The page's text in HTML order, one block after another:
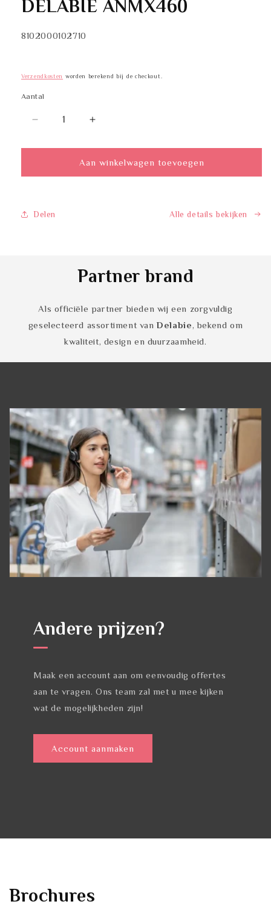
DELABIE ANMX460
SKU:
8102000102710
Verzendkosten worden berekend bij de checkout.
Aantal
Aantal
Aantal
voor
DELABIE
ANMX460
Aantal
voor
DELABIE
ANMX460
Aan winkelwagen toevoegen
Delen Alle details bekijken
Partner brand
Als officiële partner bieden wij een zorgvuldig
geselecteerd assortiment vanDelabie, bekend om
kwaliteit, design en duurzaamheid.
Andere prijzen?
Maak een account aan om eenvoudig offertes
aan te vragen. Ons team zal met u mee kijken
wat de mogelijkheden zijn!
Account aanmaken
Brochures